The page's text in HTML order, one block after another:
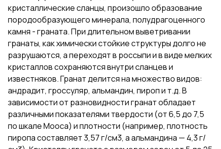
кристаллические сланцы, произошло образование
породообразующего минерала, полудрагоценного
камня - граната. При длительном выветривании
гранаты, как химически стойкие структуры долго не
разрушаются, а переходят в россыпи и в виде мелких
кристаллов сохраняются внутри сланцев и
известняков. Гранат делится на множество видов:
андрадит, гроссуляр, альмандин, пироп и т.д. В
зависимости от разновидности гранат обладает
различными показателями твердости (от 6,5 до 7,5
по шкале Мооса) и плотности (например, плотность
пиропа составляет 3,57 г/см3, а альмандина — 4,3 г/